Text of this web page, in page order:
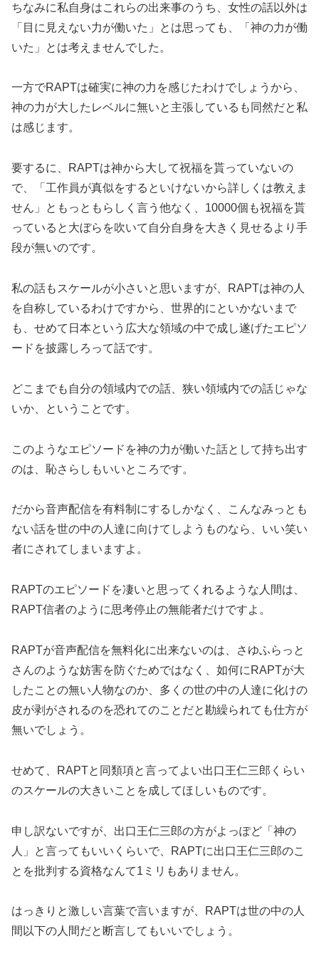
ちなみに私自身はこれらの出来事のうち、女性の話以外は
「目に見えない力が働いた」とは思っても、「神の力が働
いた」とは考えませんでした。
一方でRAPTは確実に神の力を感じたわけでしょうから、
神の力が大したレベルに無いと主張しているも同然だと私
は感じます。
要するに、RAPTは神から大して祝福を貰っていないの
で、「工作員が真似をするといけないから詳しくは教えま
せん」ともっともらしく言う他なく、10000個も祝福を貰
っていると大ぼらを吹いて自分自身を大きく見せるより手
段が無いのです。
私の話もスケールが小さいと思いますが、RAPTは神の人
を自称しているわけですから、世界的にといかないまで
も、せめて日本という広大な領域の中で成し遂げたエピソ
ードを披露しろって話です。
どこまでも自分の領域内での話、狭い領域内での話じゃな
いか、ということです。
このようなエピソードを神の力が働いた話として持ち出す
のは、恥さらしもいいところです。
だから音声配信を有料制にするしかなく、こんなみっとも
ない話を世の中の人達に向けてしようものなら、いい笑い
者にされてしまいますよ。
RAPTのエピソードを凄いと思ってくれるような人間は、
RAPT信者のように思考停止の無能者だけですよ。
RAPTが音声配信を無料化に出来ないのは、さゆふらっと
さんのような妨害を防ぐためではなく、如何にRAPTが大
したことの無い人物なのか、多くの世の中の人達に化けの
皮が剥がされるのを恐れてのことだと勘繰られても仕方が
無いでしょう。
せめて、RAPTと同類項と言ってよい出口王仁三郎くらい
のスケールの大きいことを成してほしいものです。
申し訳ないですが、出口王仁三郎の方がよっぽど「神の
人」と言ってもいいくらいで、RAPTに出口王仁三郎のこ
とを批判する資格なんて1ミリもありません。
はっきりと激しい言葉で言いますが、RAPTは世の中の人
間以下の人間だと断言してもいいでしょう。